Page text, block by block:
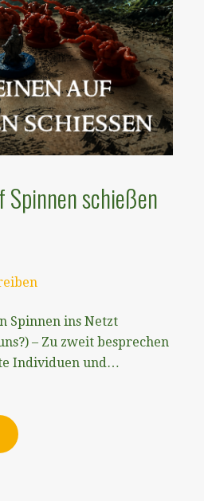
schießen
Spinnen ins Netzt
– Zu zweit besprechen
Individuen und…